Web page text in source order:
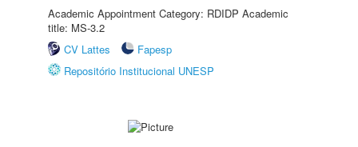
Academic Appointment Category: RDIDP Academic
title: MS-3.2
CV Lattes
Fapesp
Repositório Institucional UNESP